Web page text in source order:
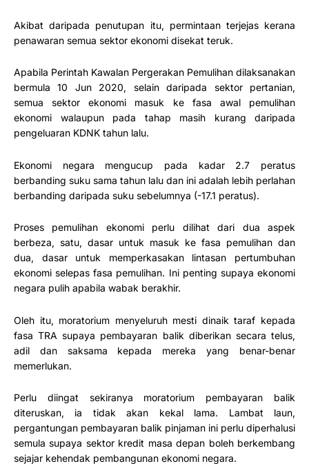
Akibat daripada penutupan itu, permintaan terjejas kerana
penawaran semua sektor ekonomi disekat teruk.
Apabila Perintah Kawalan Pergerakan Pemulihan dilaksanakan
bermula 10 Jun 2020, selain daripada sektor pertanian,
semua sektor ekonomi masuk ke fasa awal pemulihan
ekonomi walaupun pada tahap masih kurang daripada
pengeluaran KDNK tahun lalu.
Ekonomi negara mengucup pada kadar 2.7 peratus
berbanding suku sama tahun lalu dan ini adalah lebih perlahan
berbanding daripada suku sebelumnya (-17.1 peratus).
Proses pemulihan ekonomi perlu dilihat dari dua aspek
berbeza, satu, dasar untuk masuk ke fasa pemulihan dan
dua, dasar untuk memperkasakan lintasan pertumbuhan
ekonomi selepas fasa pemulihan. Ini penting supaya ekonomi
negara pulih apabila wabak berakhir.
Oleh itu, moratorium menyeluruh mesti dinaik taraf kepada
fasa TRA supaya pembayaran balik diberikan secara telus,
adil dan saksama kepada mereka yang benar-benar
memerlukan.
Perlu diingat sekiranya moratorium pembayaran balik
diteruskan, ia tidak akan kekal lama. Lambat laun,
pergantungan pembayaran balik pinjaman ini perlu diperhalusi
semula supaya sektor kredit masa depan boleh berkembang
sejajar kehendak pembangunan ekonomi negara.